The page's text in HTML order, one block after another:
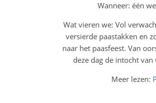
Wanneer: één
Wat vieren we: Vol
versierde paastakken en
naar het paasfeest. Van
deze dag de intocht van
Meer lezen: